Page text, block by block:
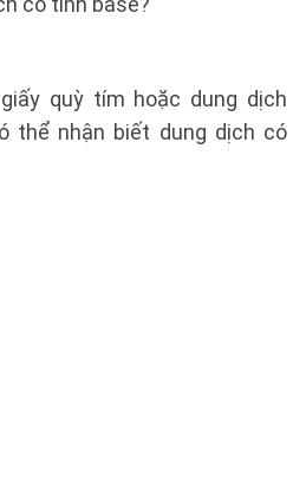
quỳ tím hoặc dung dịch
thể nhận biết dung dịch có